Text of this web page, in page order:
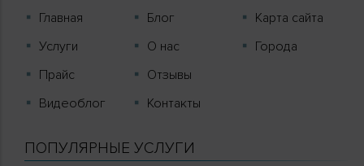
Главная
Услуги
Прайс
Видеоблог
Блог
О нас
Отзывы
Контакты
Карта сайта
Города
ПОПУЛЯРНЫЕ УСЛУГИ